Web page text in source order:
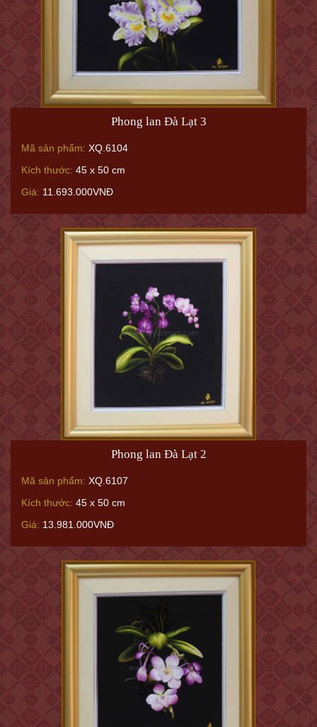
Phong lan Đà Lạt 3
Mã sản phẩm: XQ.6104
Kích thước: 45 x 50 cm
Giá: 11.693.000VNĐ
Phong lan Đà Lạt 2
Mã sản phẩm: XQ.6107
Kích thước: 45 x 50 cm
Giá: 13.981.000VNĐ